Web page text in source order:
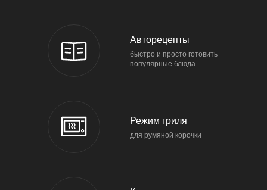
Авторецепты
быстро и просто готовить
популярные блюда
Режим гриля
для румяной корочки